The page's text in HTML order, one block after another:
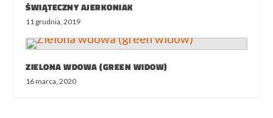
ŚWIĄTECZNY AJERKONIAK
11 grudnia, 2019
ZIELONA WDOWA (GREEN WIDOW)
16 marca, 2020